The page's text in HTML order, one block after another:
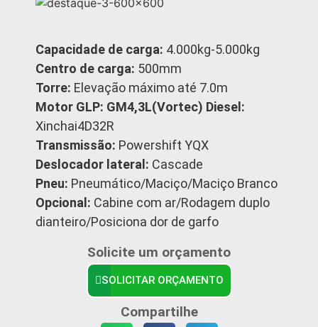
Capacidade de carga: 4.000kg-5.000kg
Centro de carga: 500mm
Torre: Elevação máximo até 7.0m
Motor GLP: GM4,3L(Vortec) Diesel:
Xinchai4D32R
Transmissão: Powershift YQX
Deslocador lateral: Cascade
Pneu: Pneumático/Maciço/Maciço Branco
Opcional: Cabine com ar/Rodagem duplo
dianteiro/Posiciona dor de garfo
Solicite um orçamento
SOLICITAR ORÇAMENTO
Compartilhe